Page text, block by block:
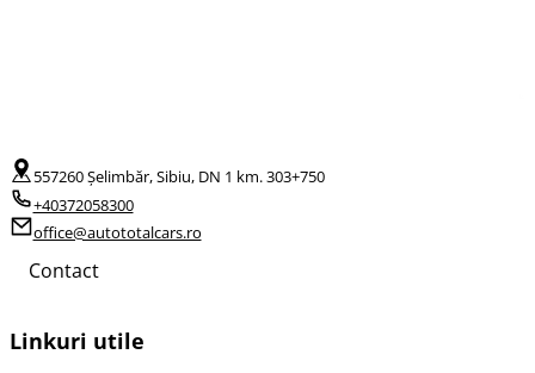
557260 Șelimbăr, Sibiu, DN 1 km. 303+750
+40372058300
office@autototalcars.ro
Contact
Linkuri utile